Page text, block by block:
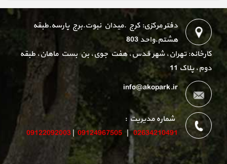
دفتر مرکزی: کرج .میدان نبوت.برج پارسه.طبقه
هشتم.واحد 803
کارخانه: تهران، شهر قدس، هفت جوی، بن بست ماهان، طبقه
دوم، پلاک 11
info@akopark.ir
شماره مدیریت :
02634210491
|
09124967505
|
09122092003